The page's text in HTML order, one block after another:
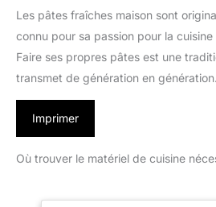
Les pâtes fraîches maison sont
connu pour sa passion pour la
Faire ses propres pâtes est une
transmet de génération en génération.
Imprimer
Où trouver le matériel de cuisine